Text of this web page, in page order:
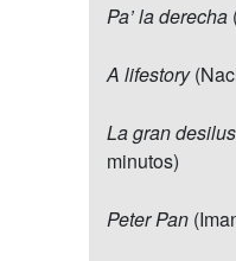
Pa’ la derecha
A lifestory
La gran
minutos)
Peter Pan